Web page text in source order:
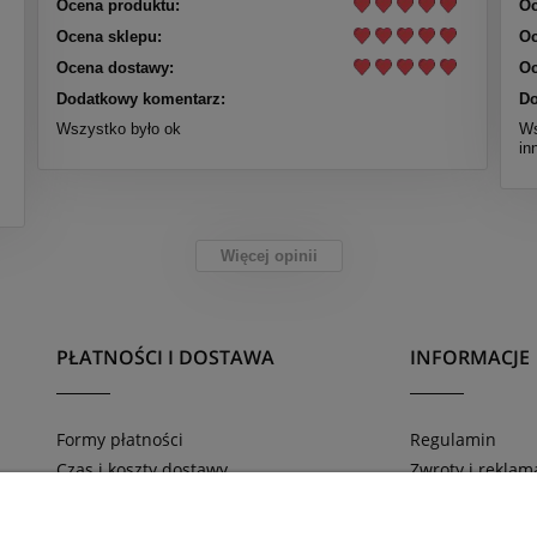
Ocena produktu:
Ocena sklepu:
Ocena dostawy:
Dodatkowy komentarz:
Wszystko było ok
Więcej opinii
PŁATNOŚCI I DOSTAWA
Formy płatności
Czas i koszty dostawy
INFORMACJE
Regulamin
Zwroty i